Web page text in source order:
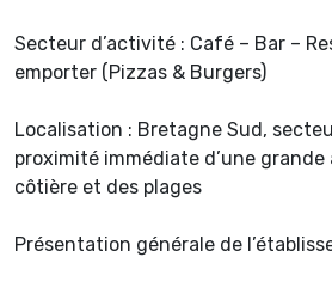
Secteur d’activité : Café – Bar –
emporter (Pizzas & Burgers)
Localisation : Bretagne Sud,
proximité immédiate d’une
côtière et des plages
Présentation générale de